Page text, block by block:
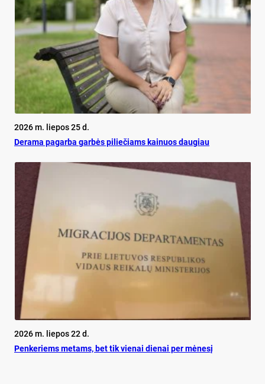
2026 m. liepos 25 d.
De­ra­ma pa­gar­ba gar­bės pi­lie­čiams kai­nuos dau­giau
2026 m. liepos 22 d.
Pen­ke­riems me­tams, bet tik vie­nai die­nai per mė­ne­sį